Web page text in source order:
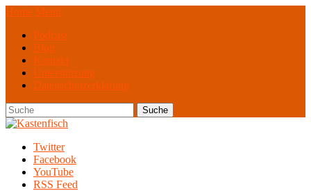
Home Menü
Podcast
Blog
Kontakt
Unterstützung
Datenschutzerklärung
Twitter
Facebook
YouTube
RSS Feed